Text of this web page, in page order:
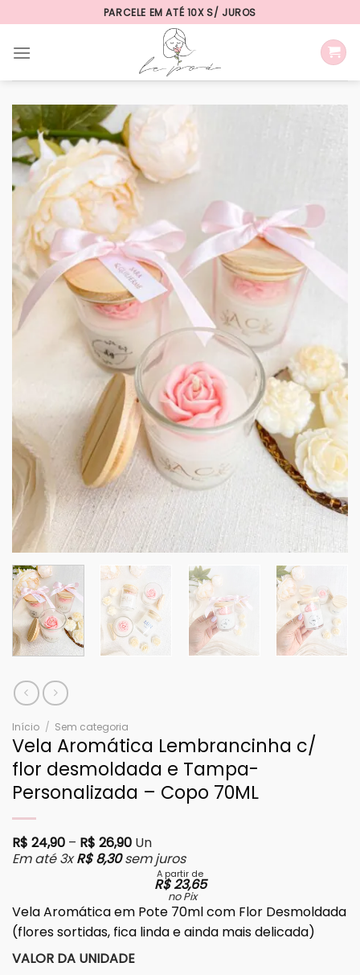
to
content
PARCELE EM ATÉ 10X S/ JUROS
Início / Sem categoria
Vela Aromática Lembrancinha c/
flor desmoldada e Tampa-
Personalizada – Copo 70ML
R$ 24,90 – R$ 26,90Faixa de preço: R$ 24,90 através R$
Un
Em até 3xR$8,30sem juros
A partir de
R$23,65
no Pix
Vela Aromática em Pote 70ml com Flor Desmoldada
(flores sortidas, fica linda e ainda mais delicada)
VALOR DA UNIDADE